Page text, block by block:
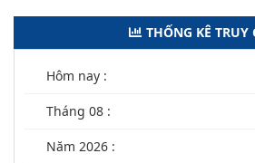
THỐNG KÊ TRUY
Hôm nay :
Tháng 08 :
Năm 2026 :